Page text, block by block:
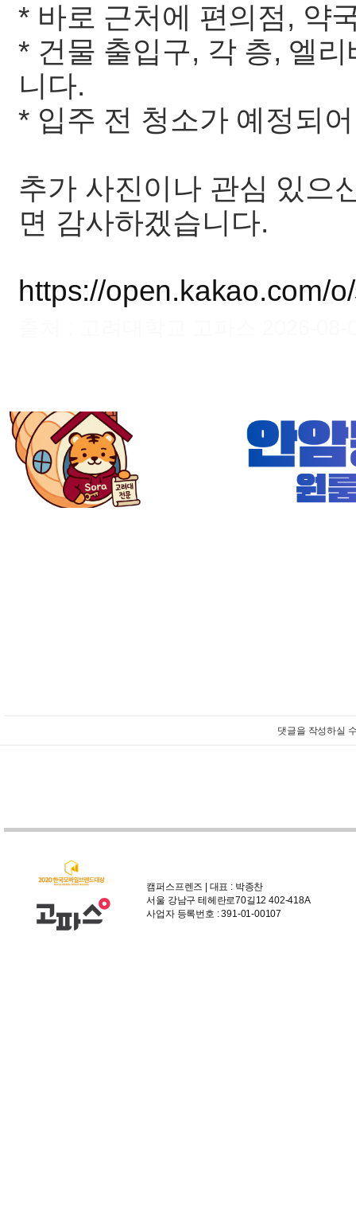
* 바로 근처에 편의점, 약
* 건물 출입구, 각 층, 엘
니다.
* 입주 전 청소가 예정되
추가 사진이나 관심 있으
면 감사하겠습니다.
https://open.kakao.com/
댓글을 작성하실
캠퍼스프렌즈 | 대표 : 박종찬
서울 강남구 테헤란로70길12 402-418A
사업자 등록번호 : 391-01-00107